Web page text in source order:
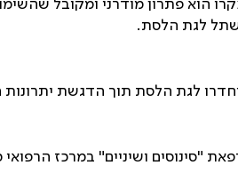
הוא פתרון מודרני ומקובל
לגת הלסת.
לגת הלסת תוך הדגשת יתרונות
מטופלים שטופלו בשנת 2018 במרפאת "סינוסים